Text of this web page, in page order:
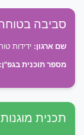
סביבה
שם ארגון: ידידות
מספר תוכנית בגפ"ן:
תכנית